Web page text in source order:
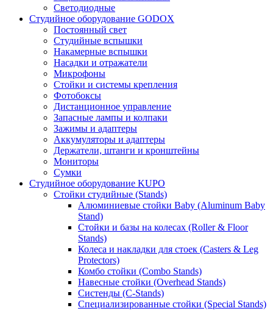
Светодиодные
Студийное оборудование GODOX
Постоянный свет
Студийные вспышки
Накамерные вспышки
Насадки и отражатели
Микрофоны
Стойки и системы крепления
Фотобоксы
Дистанционное управление
Запасные лампы и колпаки
Зажимы и адаптеры
Аккумуляторы и адаптеры
Держатели, штанги и кронштейны
Мониторы
Сумки
Студийное оборудование KUPO
Стойки студийные (Stands)
Алюминиевые стойки Baby (Aluminum Baby
Stand)
Стойки и базы на колесах (Roller & Floor
Stands)
Колеса и накладки для стоек (Casters & Leg
Protectors)
Комбо стойки (Combo Stands)
Навесные стойки (Overhead Stands)
Систенды (C-Stands)
Специализированные стойки (Special Stands)